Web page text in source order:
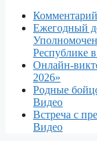
Ежегодный
Республике
Онлайн-
2026»
Родные
Видео
Встреча с
Видео